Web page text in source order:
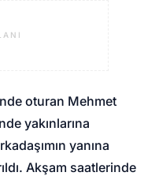
oturan Mehmet
yakınlarına
yanına
Akşam saatlerinde